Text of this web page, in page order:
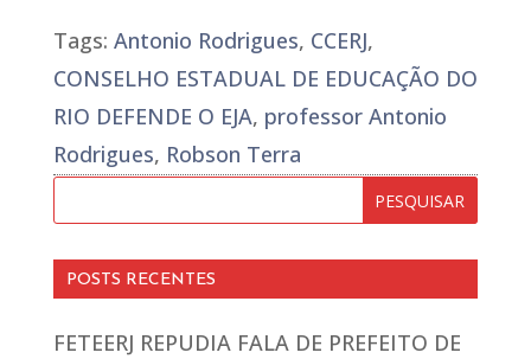
Tags: Antonio Rodrigues, CCERJ,
CONSELHO ESTADUAL DE EDUCAÇÃO DO
RIO DEFENDE O EJA, professor Antonio
Rodrigues, Robson Terra
POSTS RECENTES
FETEERJ REPUDIA FALA DE PREFEITO DE